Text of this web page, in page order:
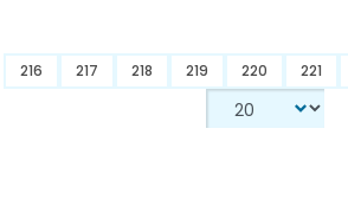
216 217 218 219 220 221